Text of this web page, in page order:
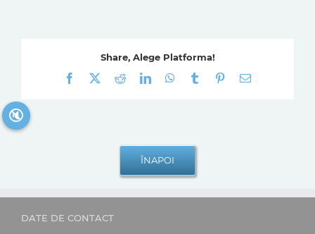
Share, Alege Platforma!
Facebook
RedditLinkedInWhatsApp
Tumblr Pinterest
E-
DATE DE CONTACT
🔇